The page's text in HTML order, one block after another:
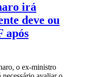
irá
deve ou
após
o ex-ministro